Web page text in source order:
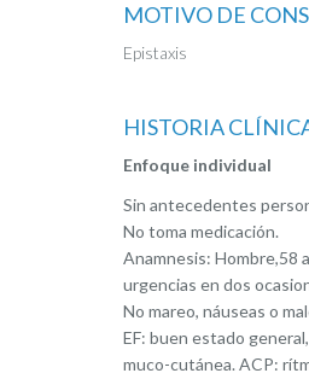
MOTIVO DE
Epistaxis
HISTORIA
Enfoque individual
Sin antecedentes
No toma medicación.
Anamnesis: Hombre,58
urgencias en dos
No mareo, náuseas o
EF: buen estado
muco-cutánea. ACP: